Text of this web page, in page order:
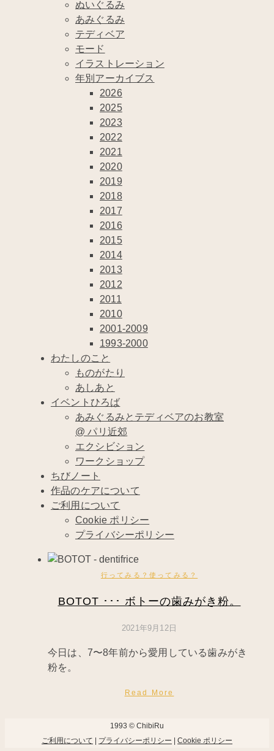
ぬいぐるみ
あみぐるみ
テディベア
モード
イラストレーション
年別アーカイブス
2026
2025
2023
2022
2021
2020
2019
2018
2017
2016
2015
2014
2013
2012
2011
2010
2001-2009
1993-2000
わたしのこと
ものがたり
あしあと
イベントひろば
あみぐるみとテディベアのお教室
@ パリ近郊
エクシビション
ワークショップ
ちびノート
作品のケアについて
ご利用について
Cookie ポリシー
プライバシーポリシー
行ってみる？使ってみる？
BOTOT ･･･ ボトーの歯みがき粉。
2021年9月12日
今日は、7〜8年前から愛用している歯みがき
粉を。
Read More
1993 © ChibiRu
ご利用について
プライバシーポリシー Cookie ポリシー